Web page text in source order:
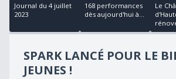
11
minutes,
seconds
Journal du 4 juillet
2023
168 performances
dès aujourd'hui à...
Le
SPARK LANCÉ POUR LE
JEUNES !